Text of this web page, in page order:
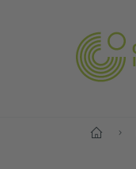
Почеток